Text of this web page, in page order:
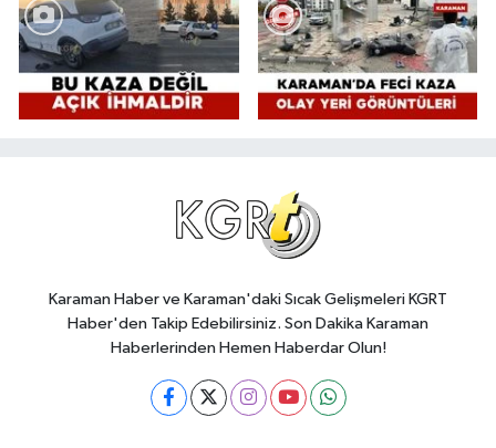
Karaman Haber ve Karaman'daki Sıcak Gelişmeleri KGRT
Haber'den Takip Edebilirsiniz. Son Dakika Karaman
Haberlerinden Hemen Haberdar Olun!